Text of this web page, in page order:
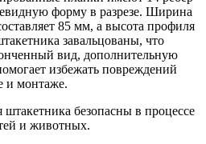
форму в разрезе. Ширина
85 мм, а высота профиля
завальцованы, что
вид, дополнительную
избежать повреждений
и монтаже.
штакетника безопасны в процессе
и животных.